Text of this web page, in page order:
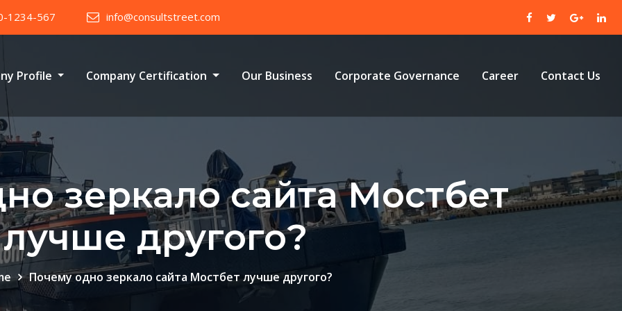
1234-567 info@consultstreet.com
Profile Company Certification Our Business Corporate Governance Career Contact Us
зеркало сайта Мостбет
лучше другого?
Почему одно зеркало сайта Мостбет лучше другого?